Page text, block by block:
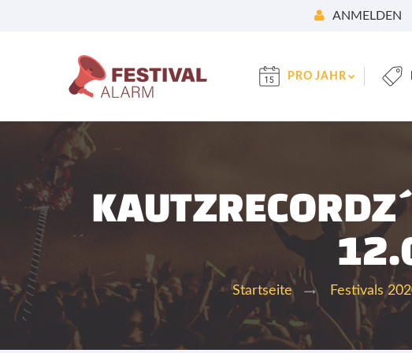
ANMELDEN
PRO JAHR
Startseite Festivals